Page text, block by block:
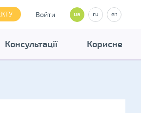
Войти ua ru en
Консультації Корисне